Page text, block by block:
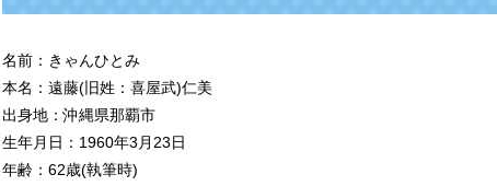
名前：きゃんひとみ
本名：遠藤(旧姓：喜屋武)仁美
出身地：沖縄県那覇市
生年月日：1960年3月23日
年齢：62歳(執筆時)